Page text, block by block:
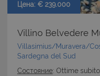
Цена: € 239.000
Villino Belvedere
Villasimius/Muravera/
Sardegna del Sud
Состояние: Ottime